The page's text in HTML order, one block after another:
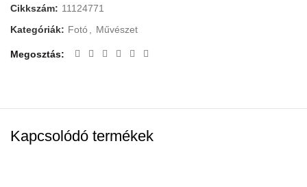
Cikkszám: 11124771
Kategóriák: Fotó , Művészet
Megosztás
Kapcsolódó termékek